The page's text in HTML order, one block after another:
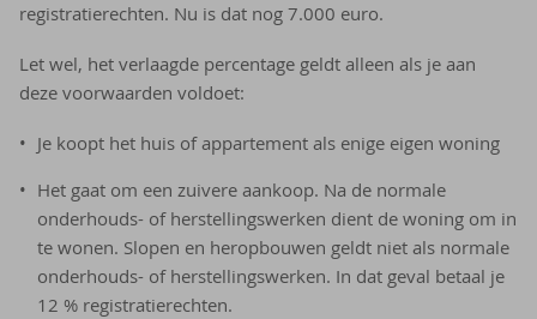
registratierechten. Nu is dat nog 7.000 euro.
Let wel, het verlaagde percentage geldt alleen als je aan
deze voorwaarden voldoet:
Je koopt het huis of appartement als enige eigen woning
Het gaat om een zuivere aankoop. Na de normale
onderhouds- of herstellingswerken dient de woning om in
te wonen. Slopen en heropbouwen geldt niet als normale
onderhouds- of herstellingswerken. In dat geval betaal je
12 % registratierechten.